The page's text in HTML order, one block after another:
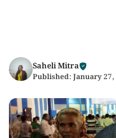
Saheli Mitra
Published: January 27,